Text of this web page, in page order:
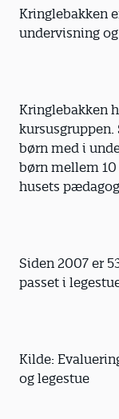
Kringlebakken
undervisning
Kringlebakken
kursusgruppen.
børn med i
børn mellem 10
husets
Siden 2007 er
passet i
Kilde:
og legestue